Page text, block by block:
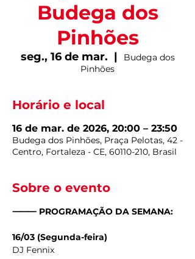
Budega dos
Pinhões
seg., 16 de mar.
  |
Budega dos
Pinhões
Horário e local
16 de mar. de 2026, 20:00 – 23:50
Budega dos Pinhões, Praça Pelotas, 42 -
Centro, Fortaleza - CE, 60110-210, Brasil
Sobre o evento
⸻ PROGRAMAÇÃO DA SEMANA:
16/03 (Segunda-feira)
DJ Fennix